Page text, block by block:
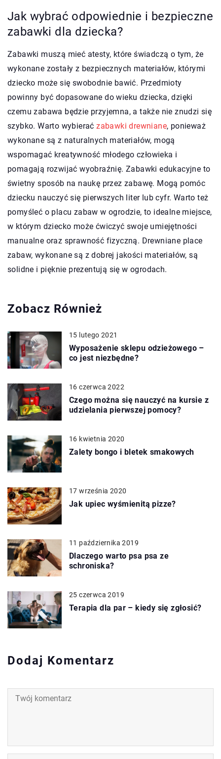
Jak wybrać odpowiednie i bezpieczne
zabawki dla dziecka?
Zabawki muszą mieć atesty, które świadczą o tym, że
wykonane zostały z bezpiecznych materiałów, którymi
dziecko może się swobodnie bawić. Przedmioty
powinny być dopasowane do wieku dziecka, dzięki
czemu zabawa będzie przyjemna, a także nie znudzi się
szybko. Warto wybieraćzabawki drewniane, ponieważ
wykonane są z naturalnych materiałów, mogą
wspomagać kreatywność młodego człowieka i
pomagają rozwijać wyobraźnię. Zabawki edukacyjne to
świetny sposób na naukę przez zabawę. Mogą pomóc
dziecku nauczyć się pierwszych liter lub cyfr. Warto też
pomyśleć o placu zabaw w ogrodzie, to idealne miejsce,
w którym dziecko może ćwiczyć swoje umiejętności
manualne oraz sprawność fizyczną. Drewniane place
zabaw, wykonane są z dobrej jakości materiałów, są
solidne i pięknie prezentują się w ogrodach.
Zobacz Również
15 lutego 2021
Wyposażenie sklepu odzieżowego –
co jest niezbędne?
16 czerwca 2022
Czego można się nauczyć na kursie z
udzielania pierwszej pomocy?
16 kwietnia 2020
Zalety bongo i bletek smakowych
17 września 2020
Jak upiec wyśmienitą pizze?
11 października 2019
Dlaczego warto psa psa ze
schroniska?
25 czerwca 2019
Terapia dla par – kiedy się zgłosić?
Dodaj Komentarz